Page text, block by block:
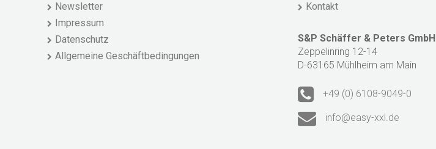
Newsletter
Impressum
Datenschutz
Allgemeine Geschäftbedingungen
Kontakt
S&P Schäffer & Peters GmbH
Zeppelinring 12-14
D-63165 Mühlheim am Main
+49 (0) 6108-9049-0
info@easy-xxl.de